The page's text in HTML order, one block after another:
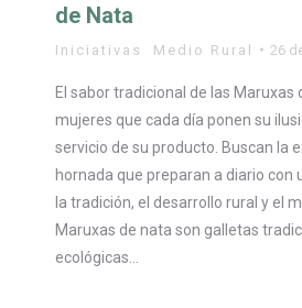
de Nata
Iniciativas Medio Rural 26
El sabor tradicional de las Maruxas
mujeres que cada día ponen su
servicio de su producto. Buscan la
hornada que preparan a diario con
la tradición, el desarrollo rural y el
Maruxas de nata son galletas
ecológicas…